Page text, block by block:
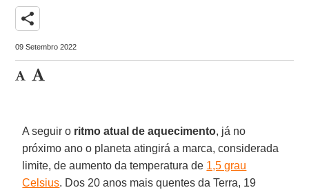
share
09 Setembro 2022
A seguir o ritmo atual de aquecimento, já no
próximo ano o planeta atingirá a marca, considerada
limite, de aumento da temperatura de 1,5 grau
Celsius. Dos 20 anos mais quentes da Terra, 19